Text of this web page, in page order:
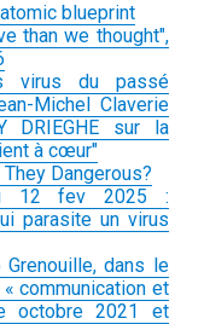
blueprint
than we thought",
virus du passé
Michel Claverie
DRIEGHE sur la
à cœur"
Dangerous?
12 fev 2025 :
parasite un virus
dans le
communication et
octobre 2021 et